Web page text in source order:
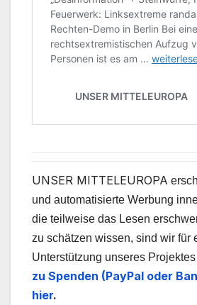
UNSER MITTELEUROPA
und automatisierte Werbung
die teilweise das Lesen
zu schätzen wissen, sind wir für
Unterstützung unseres
zu Spenden (PayPal oder
hier.